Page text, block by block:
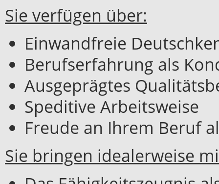
Sie verfügen über:
Einwandfreie
Berufserfahrung als
Ausgeprägtes
Speditive Arbeitsweise
Freude an Ihrem Beruf
Sie bringen idealerweise